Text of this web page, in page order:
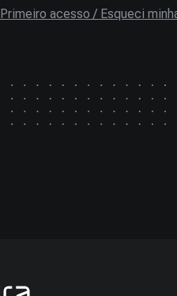
Primeiro acesso / Esqueci